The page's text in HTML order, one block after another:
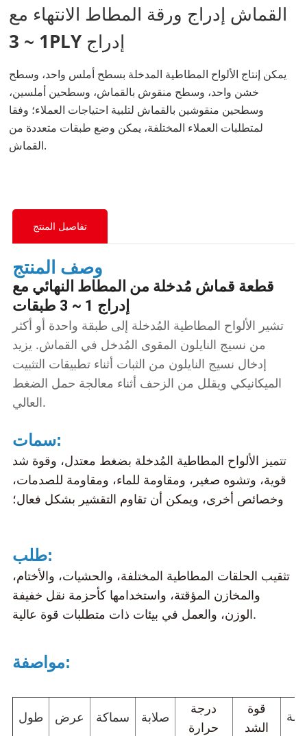
القماش إدراج ورقة المطاط الانتهاء مع
1 ~ 3PLY إدراج
يمكن إنتاج الألواح المطاطية المدخلة بسطح أملس واحد، وسطح
خشن واحد، وسطح منقوش بالقماش، وسطحين أملسين،
وسطحين منقوشين بالقماش لتلبية احتياجات العملاء؛ وفقا
لمتطلبات العملاء المختلفة، يمكن وضع طبقات متعددة من
القماش.
تفاصيل المنتج
وصف المنتج
قطعة قماش مُدخلة من المطاط النهائي مع
إدراج 1 ~ 3 طبقات
تشير الألواح المطاطية المُدخلة إلى طبقة واحدة أو أكثر
من نسيج النايلون المقوى المُدخل في القماش. يزيد
إدخال نسيج النايلون من الثبات أثناء تطبيقات التثبيت
الميكانيكي ويقلل من الزحف أثناء معالجة حمل الضغط
العالي.
سمات:
تتميز الألواح المطاطية المُدخلة بضغط معتدل، وقوة شد
قوية، وتشوه صغير، ومقاومة للماء، ومقاومة للصدمات،
وخصائص أخرى، ويمكن أن تقاوم التقشير بشكل فعال؛
طلب:
تثقيب الحلقات المطاطية المختلفة، والحشيات، والأختام،
والمخازن المؤقتة، واستخدامها كأحزمة نقل خفيفة
الوزن، والعمل في بيئات ذات متطلبات قوة عالية.
مواصفة:
طول عرض سماكة صلابة
درجة
حرارة
قوة
الشد